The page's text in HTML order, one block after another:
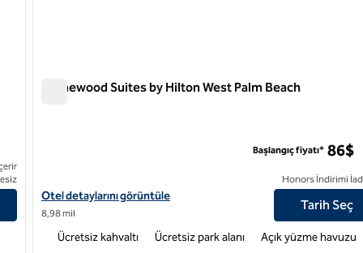
görüntüleyin
Homewood Suites by Hilton West Palm Beach
Homewood Suites by Hilton West Palm Beach için otel
Otel detaylarını görüntüle
8,98 mil
Başlangıç fiyatı* 86$
Honors İndirimi
Tarih Seç
Ücretsiz kahvaltı Ücretsiz park alanı Açık yüzme havuzu